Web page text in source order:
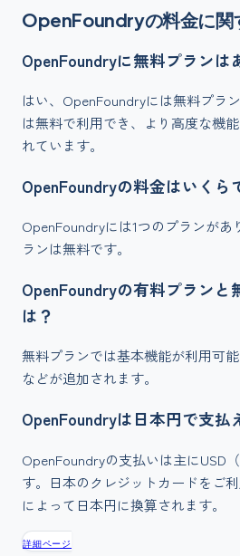
OpenFoundryの料金に関
OpenFoundryに無料プランは
はい、OpenFoundryには無料プラ
は無料で利用でき、より高度な機
れています。
OpenFoundryの料金はいくら
OpenFoundryには1つのプランが
ランは無料です。
OpenFoundryの有料プランと
は？
無料プランでは基本機能が利用可
などが追加されます。
OpenFoundryは日本円で支払
OpenFoundryの支払いは主にUSD
す。日本のクレジットカードをご
によって日本円に換算されます。
詳細ページ